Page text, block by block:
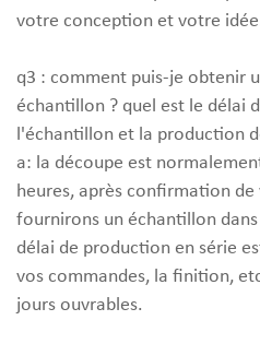
votre conception et votre
q3 : comment puis-je obtenir
échantillon ? quel est le délai
l'échantillon et la production
a: la découpe est
heures, après confirmation
fournirons un échantillon
délai de production en série
vos commandes, la finition,
jours ouvrables.